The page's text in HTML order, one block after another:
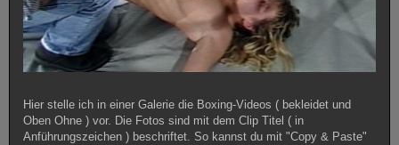
Hier stelle ich in einer Galerie die Boxing-Videos ( bekleidet und
Oben Ohne ) vor. Die Fotos sind mit dem Clip Titel ( in
Anführungszeichen ) beschriftet. So kannst du mit "Copy & Paste"